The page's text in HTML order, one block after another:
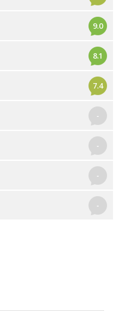
9.0
8.1
7.4
-
-
-
-